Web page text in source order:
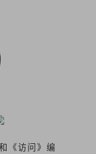
《访问》编